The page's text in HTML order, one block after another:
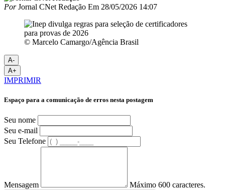
PorJornal CNet Redação Em 28/05/2026 14:07
© Marcelo Camargo/Agência Brasil
A-
A+
IMPRIMIR
Espaço para a comunicação de erros nesta postagem
Seu nome
Seu e-mail
Seu Telefone
Mensagem Máximo 600 caracteres.